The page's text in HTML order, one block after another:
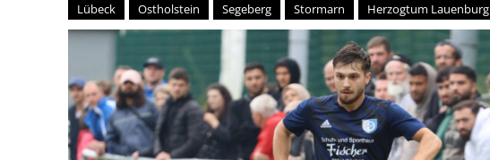
Lübeck Ostholstein Segeberg Stormarn Herzogtum Lauenburg